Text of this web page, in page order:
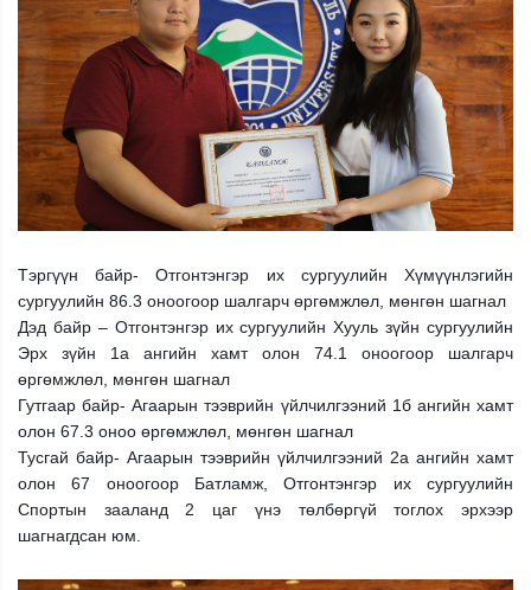
Тэргүүн байр- Отгонтэнгэр их сургуулийн Хүмүүнлэгийн
сургуулийн 86.3 оноогоор шалгарч өргөмжлөл, мөнгөн шагнал
Дэд байр – Отгонтэнгэр их сургуулийн Хууль зүйн сургуулийн
Эрх зүйн 1а ангийн хамт олон 74.1 оноогоор шалгарч
өргөмжлөл, мөнгөн шагнал
Гутгаар байр- Агаарын тээврийн үйлчилгээний 1б ангийн хамт
олон 67.3 оноо өргөмжлөл, мөнгөн шагнал
Тусгай байр- Агаарын тээврийн үйлчилгээний 2а ангийн хамт
олон 67 оноогоор Батламж, Отгонтэнгэр их сургуулийн
Спортын зааланд 2 цаг үнэ төлбөргүй тоглох эрхээр
шагнагдсан юм.